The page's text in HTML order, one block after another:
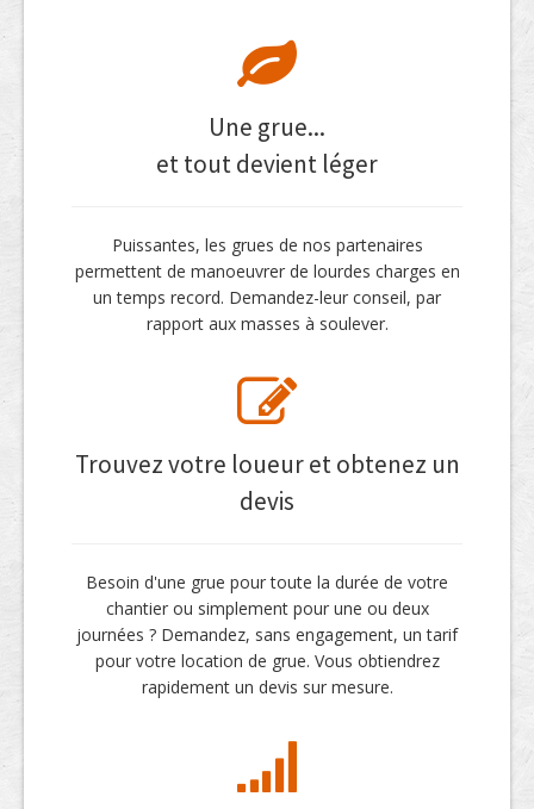
Une grue...
et tout devient léger
Puissantes, les grues de nos partenaires
permettent de manoeuvrer de lourdes charges en
un temps record. Demandez-leur conseil, par
rapport aux masses à soulever.
Trouvez votre loueur et obtenez un
devis
Besoin d'une grue pour toute la durée de votre
chantier ou simplement pour une ou deux
journées ? Demandez, sans engagement, un tarif
pour votre location de grue. Vous obtiendrez
rapidement un devis sur mesure.